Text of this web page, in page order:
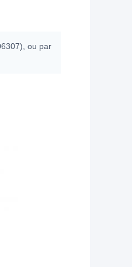
ou par